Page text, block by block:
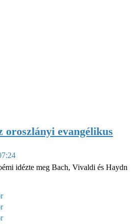
oroszlányi evangélikus
idézte meg Bach, Vivaldi és Haydn